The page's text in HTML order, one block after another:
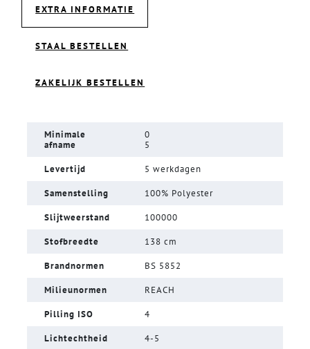
EXTRA INFORMATIE
STAAL BESTELLEN
ZAKELIJK BESTELLEN
Minimale
afname
0
5
Levertijd 5 werkdagen
Samenstelling 100% Polyester
Slijtweerstand 100000
Stofbreedte 138 cm
Brandnormen BS 5852
Milieunormen REACH
Pilling ISO 4
Lichtechtheid 4-5